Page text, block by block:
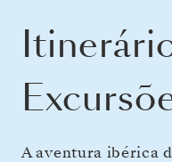
A aventura ibérica